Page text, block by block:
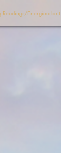
Readings/Energiearbeit